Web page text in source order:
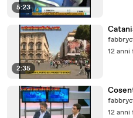
5:23
2:35
12 anni
12 anni